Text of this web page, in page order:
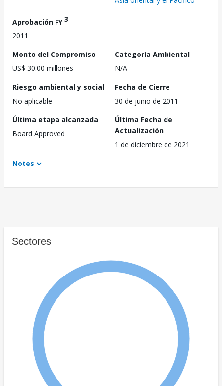
Aprobación FY3
2011
Monto del Compromiso
US$ 30.00 millones
Categoría Ambiental
N/A
Riesgo ambiental y social
No aplicable
Fecha de Cierre
30 de junio de 2011
Última etapa alcanzada
Board Approved
Última Fecha de
Actualización
1 de diciembre de 2021
Notes
Sectores